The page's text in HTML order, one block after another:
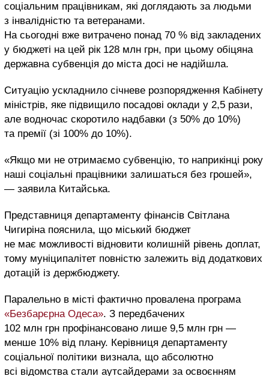
соціальним працівникам, які доглядають за людьми
з інвалідністю та ветеранами.
На сьогодні вже витрачено понад 70 % від закладених
у бюджеті на цей рік 128 млн грн, при цьому обіцяна
державна субвенція до міста досі не надійшла.
Ситуацію ускладнило січневе розпорядження Кабінету
міністрів, яке підвищило посадові оклади у 2,5 рази,
але водночас скоротило надбавки (з 50% до 10%)
та премії (зі 100% до 10%).
«Якщо ми не отримаємо субвенцію, то наприкінці року
наші соціальні працівники залишаться без грошей»,
— заявила Китайська.
Представниця департаменту фінансів Світлана
Чигиріна пояснила, що міський бюджет
не має можливості відновити колишній рівень доплат,
тому муніципалітет повністю залежить від додаткових
дотацій із держбюджету.
Паралельно в місті фактично провалена програма
«Безбарєрна Одеса». З передбачених
102 млн грн профінансовано лише 9,5 млн грн —
менше 10% від плану. Керівниця департаменту
соціальної політики визнала, що абсолютно
всі відомства стали аутсайдерами за освоєнням